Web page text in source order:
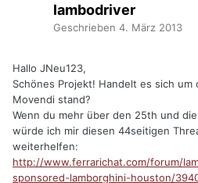
lambodriver
Geschrieben 4. März 2013
Hallo JNeu123,
Schönes Projekt! Handelt es sich um
Movendi stand?
Wenn du mehr über den 25th und
würde ich mir diesen 44seitigen
weiterhelfen:
http://www.ferrarichat.com/forum/
sponsored-lamborghini-houston/